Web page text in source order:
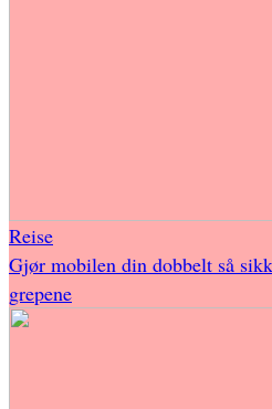
Reise
Gjør mobilen din dobbelt så
grepene